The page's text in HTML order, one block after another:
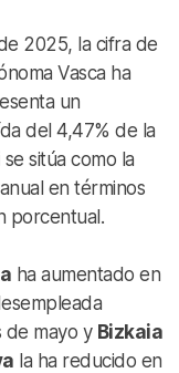
2025, la cifra de
Vasca ha
un
del 4,47% de la
se sitúa como la
en términos
porcentual.
ha aumentado en
de mayo y Bizkaia
la ha reducido en